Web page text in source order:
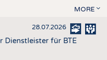
MORE
28.07.2026
Dienstleister für BTE